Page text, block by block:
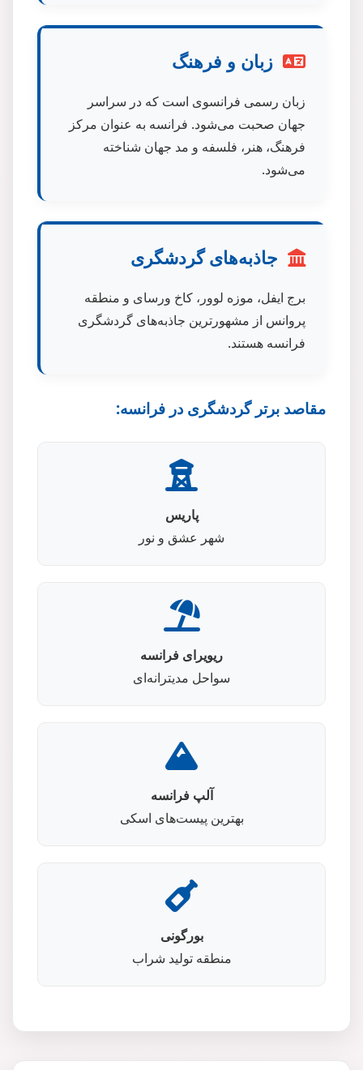
زبان و فرهنگ
زبان رسمی فرانسوی است که در سراسر
جهان صحبت می‌شود. فرانسه به عنوان مرکز
فرهنگ، هنر، فلسفه و مد جهان شناخته
می‌شود.
جاذبه‌های گردشگری
برج ایفل، موزه لوور، کاخ ورسای و منطقه
پروانس از مشهورترین جاذبه‌های گردشگری
فرانسه هستند.
مقاصد برتر گردشگری در فرانسه:
پاریس
شهر عشق و نور
ریویرای فرانسه
سواحل مدیترانه‌ای
آلپ فرانسه
بهترین پیست‌های اسکی
بورگونی
منطقه تولید شراب